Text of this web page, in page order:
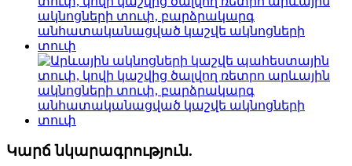
Կարճ նկարագրություն.